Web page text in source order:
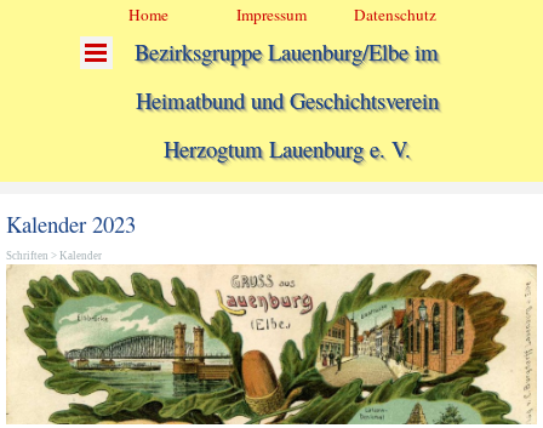
Bezirksgruppe Lauenburg/Elbe im
Home Impressum Datenschutz
Heimatbund und Geschichtsverein
Herzogtum Lauenburg e. V.
Kalender 2023
Schriften > Kalender